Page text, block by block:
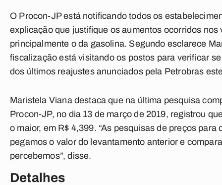
O Procon-JP está notificando todos os
explicação que justifique os aumentos ocorridos
principalmente o da gasolina. Segundo esclarece
fiscalização está visitando os postos para verificar
dos últimos reajustes anunciados pela Petrobras
Maristela Viana destaca que na última pesquisa
Procon-JP, no dia 13 de março de 2019, registrou
o maior, em R$ 4,399. “As pesquisas de preços
pegamos o valor do levantamento anterior e
percebemos”, disse.
Detalhes